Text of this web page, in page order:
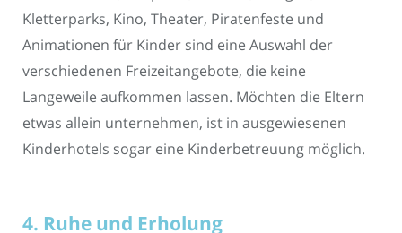
Kletterparks, Kino, Theater, Piratenfeste und
Animationen für Kinder sind eine Auswahl der
verschiedenen Freizeitangebote, die keine
Langeweile aufkommen lassen. Möchten die Eltern
etwas allein unternehmen, ist in ausgewiesenen
Kinderhotels sogar eine Kinderbetreuung möglich.
4. Ruhe und Erholung